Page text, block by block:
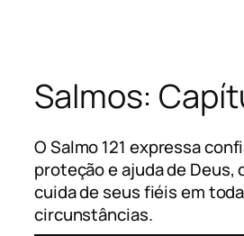
conteúdo
Salmos:
O Salmo 121 expressa
proteção e ajuda de Deus,
cuida de seus fiéis em
circunstâncias.